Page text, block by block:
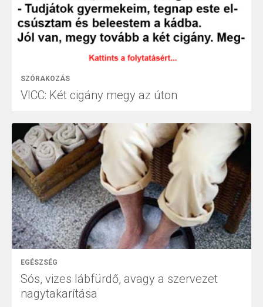
SZÓRAKOZÁS
VICC: Két cigány megy az úton
EGÉSZSÉG
Sós, vizes lábfürdő, avagy a szervezet
nagytakarítása